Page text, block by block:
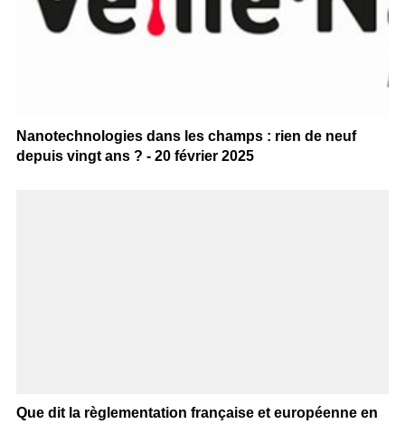
Nanotechnologies dans les champs : rien de neuf
depuis vingt ans ? - 20 février 2025
Que dit la règlementation française et européenne en